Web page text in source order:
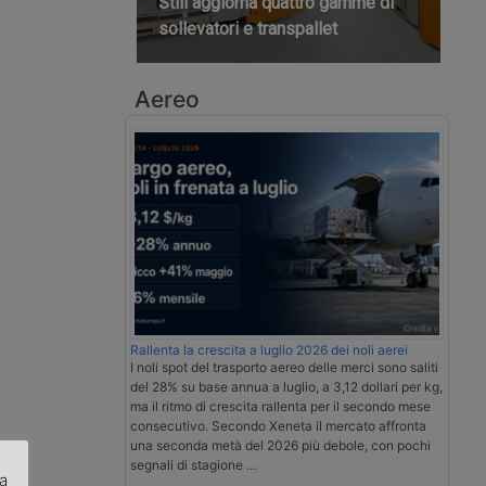
sollevatori e transpallet
Aereo
Rallenta la crescita a luglio 2026 dei noli aerei
I noli spot del trasporto aereo delle merci sono saliti
del 28% su base annua a luglio, a 3,12 dollari per kg,
ma il ritmo di crescita rallenta per il secondo mese
consecutivo. Secondo Xeneta il mercato affronta
una seconda metà del 2026 più debole, con pochi
segnali di stagione …